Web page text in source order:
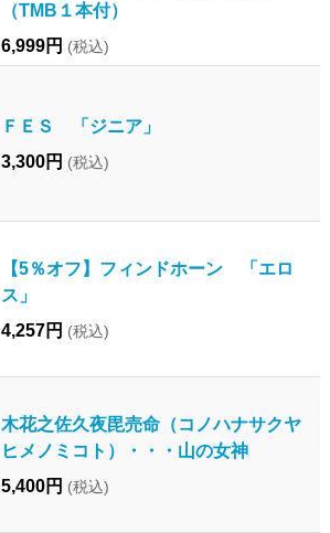
（TMB１本付）
6,999円 (税込)
ＦＥＳ 「ジニア」
3,300円 (税込)
【5％オフ】フィンドホーン 「エロ
ス」
4,257円 (税込)
木花之佐久夜毘売命（コノハナサクヤ
ヒメノミコト）・・・山の女神
5,400円 (税込)